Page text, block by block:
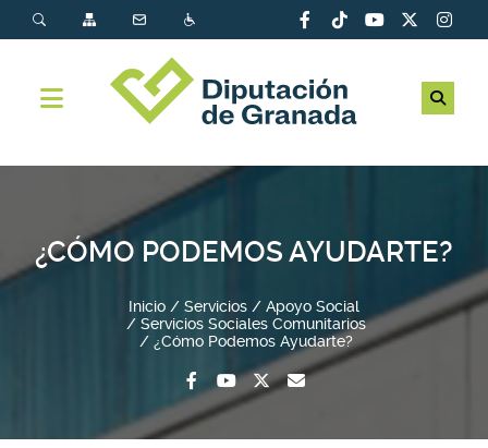
¿CÓMO PODEMOS AYUDARTE?
Inicio Servicios
Apoyo Social
Servicios Sociales Comunitarios
¿Cómo Podemos Ayudarte?